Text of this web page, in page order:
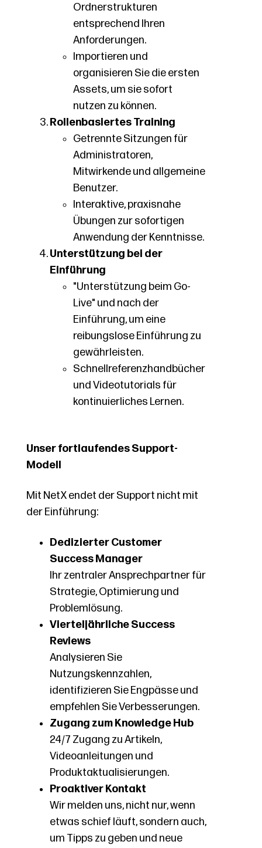
Ordnerstrukturen
entsprechend Ihren
Anforderungen.
Importieren und
organisieren Sie die ersten
Assets, um sie sofort
nutzen zu können.
Rollenbasiertes Training
Getrennte Sitzungen für
Administratoren,
Mitwirkende und allgemeine
Benutzer.
Interaktive, praxisnahe
Übungen zur sofortigen
Anwendung der Kenntnisse.
Unterstützung bei der
Einführung
"Unterstützung beim Go-
Live" und nach der
Einführung, um eine
reibungslose Einführung zu
gewährleisten.
Schnellreferenzhandbücher
und Videotutorials für
kontinuierliches Lernen.
Unser fortlaufendes Support-
Modell
Mit NetX endet der Support nicht mit
der Einführung:
Dedizierter Customer
Success Manager
Ihr zentraler Ansprechpartner für
Strategie, Optimierung und
Problemlösung.
Vierteljährliche Success
Reviews
Analysieren Sie
Nutzungskennzahlen,
identifizieren Sie Engpässe und
empfehlen Sie Verbesserungen.
Zugang zum Knowledge Hub
24/7 Zugang zu Artikeln,
Videoanleitungen und
Produktaktualisierungen.
Proaktiver Kontakt
Wir melden uns, nicht nur, wenn
etwas schief läuft, sondern auch,
um Tipps zu geben und neue